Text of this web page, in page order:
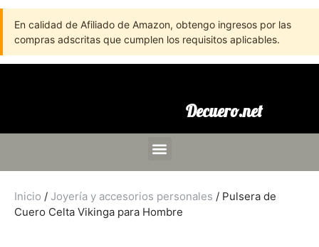
En calidad de Afiliado de Amazon, obtengo ingresos por las
compras adscritas que cumplen los requisitos aplicables.
Decuero.net
Inicio / Joyería y accesorios personales / Pulsera de
Cuero Celta Vikinga para Hombre